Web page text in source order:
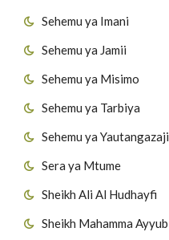
Sehemu ya Imani
Sehemu ya Jamii
Sehemu ya Misimo
Sehemu ya Tarbiya
Sehemu ya Yautangazaji
Sera ya Mtume
Sheikh Ali Al Hudhayfi
Sheikh Mahamma Ayyub